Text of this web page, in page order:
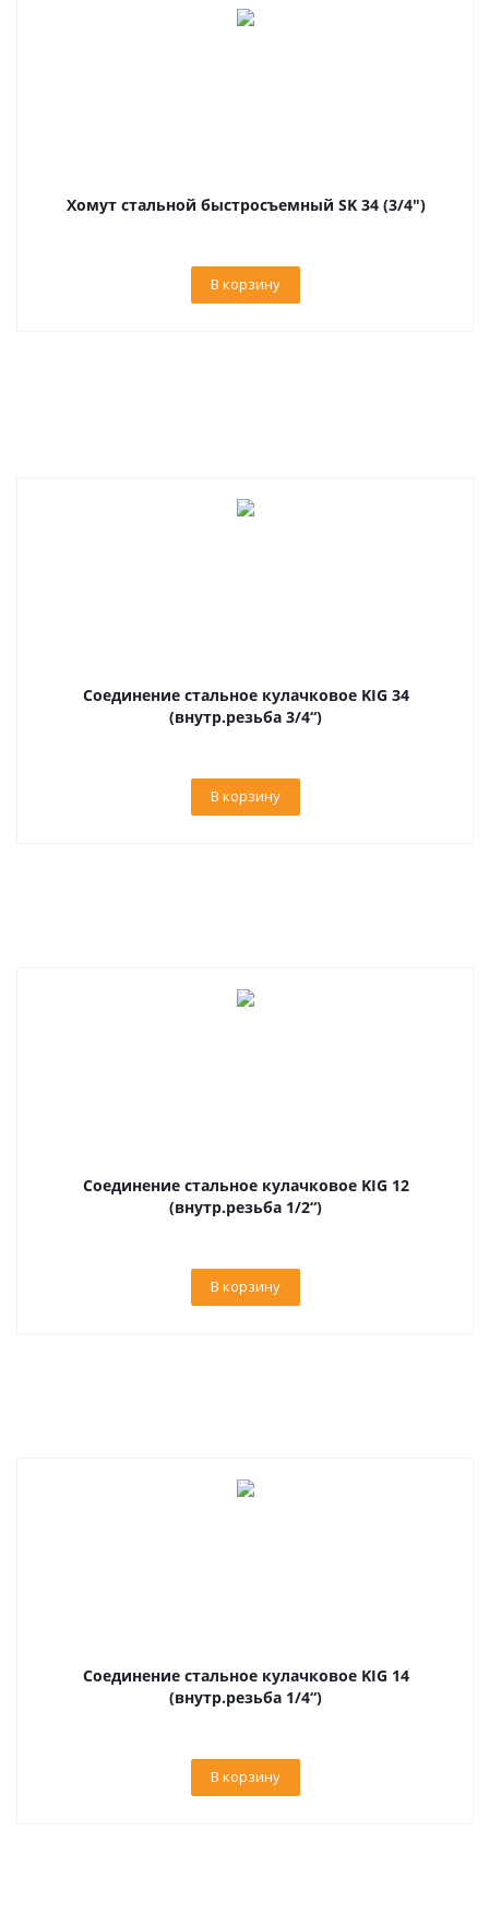
Хомут стальной быстросъемный SK 34 (3/4")
В корзину
Соединение стальное кулачковое KIG 34
(внутр.резьба 3/4“)
В корзину
Соединение стальное кулачковое KIG 12
(внутр.резьба 1/2“)
В корзину
Соединение стальное кулачковое KIG 14
(внутр.резьба 1/4“)
В корзину